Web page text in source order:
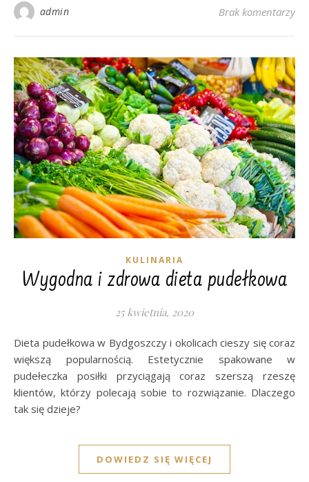
admin Brak komentarzy
KULINARIA
Wygodna i zdrowa dieta pudełkowa
25 kwietnia, 2020
Dieta pudełkowa w Bydgoszczy i okolicach cieszy się coraz
większą popularnością. Estetycznie spakowane w
pudełeczka posiłki przyciągają coraz szerszą rzeszę
klientów, którzy polecają sobie to rozwiązanie. Dlaczego
tak się dzieje?
DOWIEDZ SIĘ WIĘCEJ